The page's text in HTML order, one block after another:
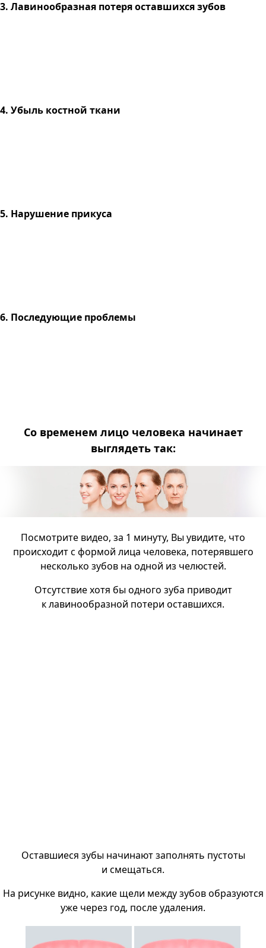
3. Лавинообразная потеря оставшихся зубов
4. Убыль костной ткани
5. Нарушение прикуса
6. Последующие проблемы
Со временем лицо человека начинает
выглядеть так:
Посмотрите видео, за 1 минуту, Вы увидите, что
происходит с формой лица человека, потерявшего
несколько зубов на одной из челюстей.
Отсутствие хотя бы одного зуба приводит
к лавинообразной потери оставшихся.
Оставшиеся зубы начинают заполнять пустоты
и смещаться.
На рисунке видно, какие щели между зубов образуются
уже через год, после удаления.